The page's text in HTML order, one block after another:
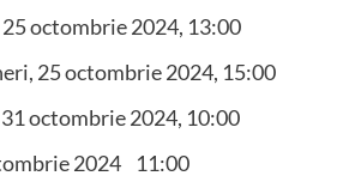
octombrie 2024, 13:00
25 octombrie 2024, 15:00
octombrie 2024, 10:00
2024 11:00